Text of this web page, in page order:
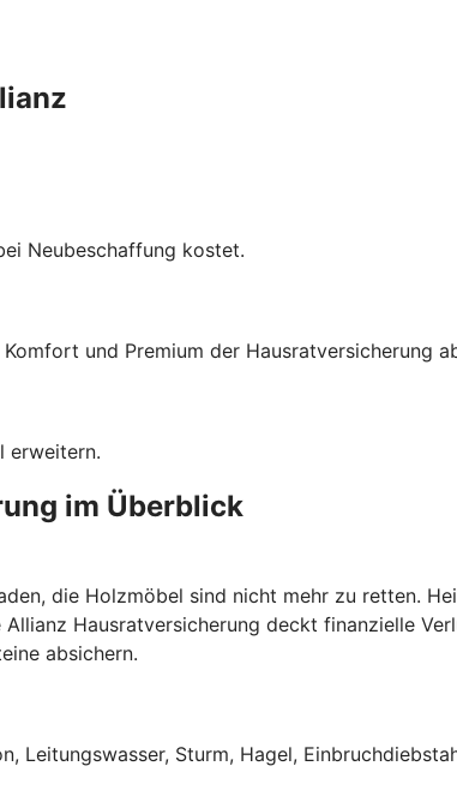
Neubeschaffung kostet.
und Premium der Hausratversicherung
erweitern.
im Überblick
die Holzmöbel sind nicht mehr zu retten.
Hausratversicherung deckt finanzielle
absichern.
Leitungswasser, Sturm, Hagel,